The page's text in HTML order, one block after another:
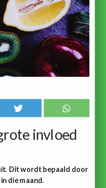
invloed
Dit wordt bepaald door
die maand.